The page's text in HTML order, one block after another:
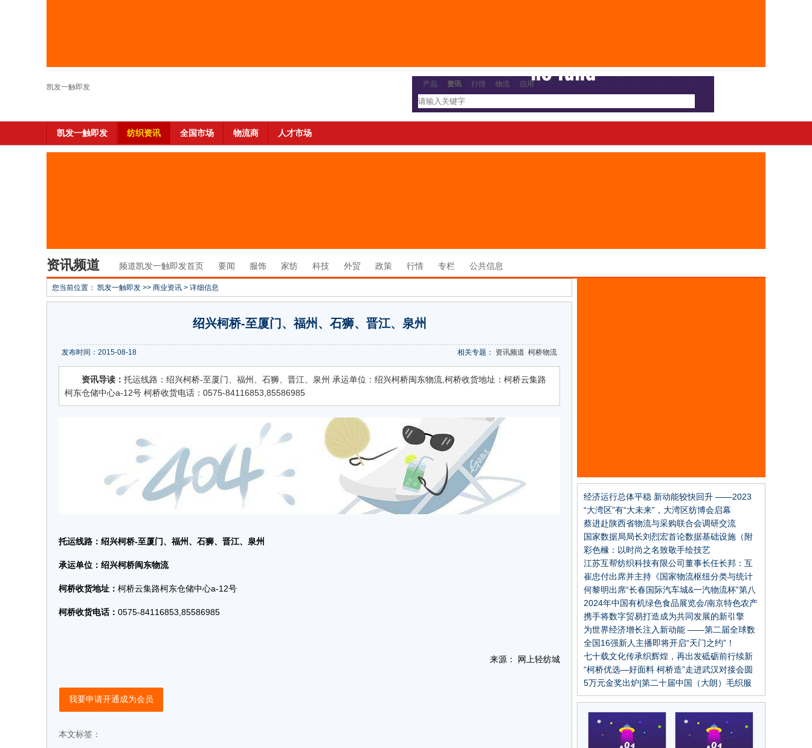
凯发一触即发 产品 资讯 行情 物流 信用
凯发一触即发 纺织资讯 全国市场 物流商 人才市场
资讯频道 频道凯发一触即发首页 要闻 服饰 家纺 科技 外贸 政策 行情 专栏 公共信息
您当前位置： 凯发一触即发 >> 商业资讯 > 详细信息
绍兴柯桥-至厦门、福州、石狮、晋江、泉州
相关专题： 资讯频道 柯桥物流
发布时间：2015-08-18
资讯导读： 托运线路：绍兴柯桥-至厦门、福州、石狮、晋江、泉州 承运单位：绍兴柯桥闽东物流,柯桥收货地址：柯桥云集路
柯东仓储中心a-12号 柯桥收货电话：0575-84116853,85586985
托运线路：绍兴柯桥-至厦门、福州、石狮、晋江、泉州
承运单位：绍兴柯桥闽东物流
柯桥收货地址： 柯桥云集路柯东仓储中心a-12号
柯桥收货电话： 0575-84116853,85586985
来源： 网上轻纺城
我要申请开通成为会员
本文标签：
经济运行总体平稳 新动能较快回升 ——2023
年11月份制造业pmi分析
“大湾区”有“大未来”，大湾区纺博会启幕
蔡进赴陕西省物流与采购联合会调研交流
国家数据局局长刘烈宏首论数据基础设施（附
全文）
彩色橼：以时尚之名致敬手绘技艺
江苏互帮纺织科技有限公司董事长任长邦：互
帮互助，打造国产莱赛尔民族品牌
崔忠付出席并主持《国家物流枢纽分类与统计
指标体系》 行业标准审查会
何黎明出席“长春国际汽车城&一汽物流杯”第八
届全国大学生物流设计大赛签约启动仪式
2024年中国有机绿色食品展览会/南京特色农产
品博览会
携手将数字贸易打造成为共同发展的新引擎
——从数贸会看数字经济发展新动能
为世界经济增长注入新动能 ——第二届全球数
字贸易博览会取得丰硕成果
全国16强新人主播即将开启“天门之约”！
2023“天门杯”中国服装电商时尚主播大赛半决
赛圆满举行
七十载文化传承织辉煌，再出发砥砺前行续新
章！中国纺织出版社成立70周年纪念大会召开
“柯桥优选—好面料 柯桥造”走进武汉对接会圆
满成功
5万元金奖出炉|第二十届中国（大朗）毛织服
装设计大赛圆满结束